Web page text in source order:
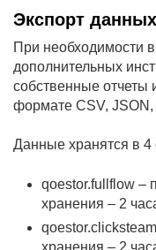
Экспорт данных
При необходимости
дополнительных
собственные отчеты
формате CSV, JSON,
Данные хранятся в 4
qoestor.fullflow –
хранения – 2
хранения – 2